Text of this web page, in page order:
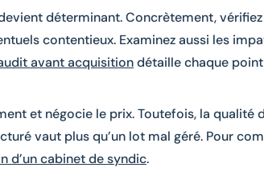
déterminant. Concrètement,
contentieux. Examinez aussi les
avant acquisitiondétaille chaque
et négocie le prix. Toutefois, la
vaut plus qu’un lot mal géré. Pour
d’un cabinet de syndic.